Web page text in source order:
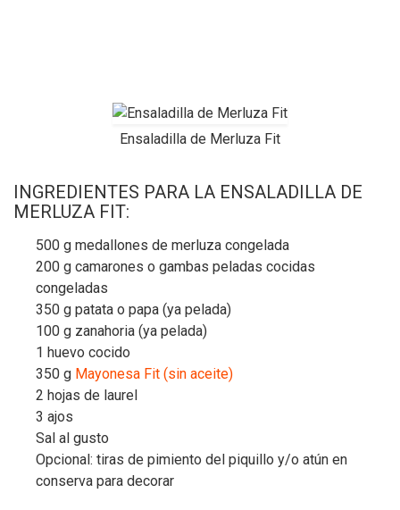
Ensaladilla de Merluza Fit
INGREDIENTES PARA LA ENSALADILLA DE
MERLUZA FIT:
500 g medallones de merluza congelada
200 g camarones o gambas peladas cocidas
congeladas
350 g patata o papa (ya pelada)
100 g zanahoria (ya pelada)
1 huevo cocido
350 g Mayonesa Fit (sin aceite)
2 hojas de laurel
3 ajos
Sal al gusto
Opcional: tiras de pimiento del piquillo y/o atún en
conserva para decorar